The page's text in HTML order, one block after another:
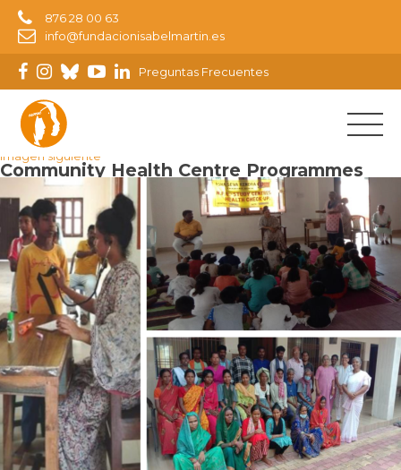
876 28 00 63
info@fundacionisabelmartin.es
Preguntas Frecuentes
Imagen anterior
Imagen siguiente
Community Health Centre Programmes